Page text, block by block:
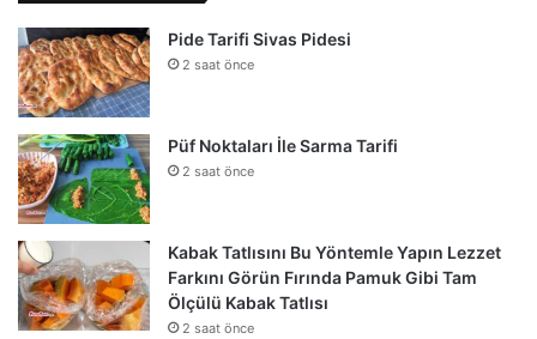
Pide Tarifi Sivas Pidesi
2 saat önce
Püf Noktaları İle Sarma Tarifi
2 saat önce
Kabak Tatlısını Bu Yöntemle Yapın Lezzet
Farkını Görün Fırında Pamuk Gibi Tam
Ölçülü Kabak Tatlısı
2 saat önce